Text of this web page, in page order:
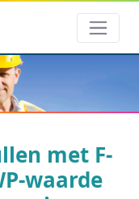
met F-
waarde